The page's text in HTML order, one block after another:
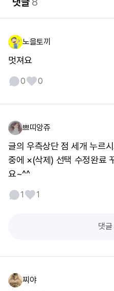
노을토끼
멋져요
0 0
쁘띠앙쥬
글의 우측상단 점 세개 누르
중에 ×(삭제) 선택 수정완료
요~^^
1 1
댓글
찌야